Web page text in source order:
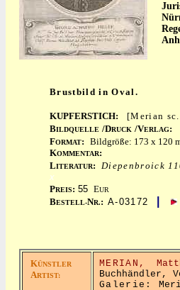
Brustbild in Oval.
KUPFERSTICH:
[Merian
BILDQUELLE /DRUCK /VERLAG:
FORMAT: Bildgröße: 173 x 120
KOMMENTAR:
LITERATUR: Diepenbroick
x
PREIS: 55 EUR
BESTELL-NR.: A-03172 |
KÜNSTLER
ARTIST:
MERIAN,
Buchhändler,
Galerie: